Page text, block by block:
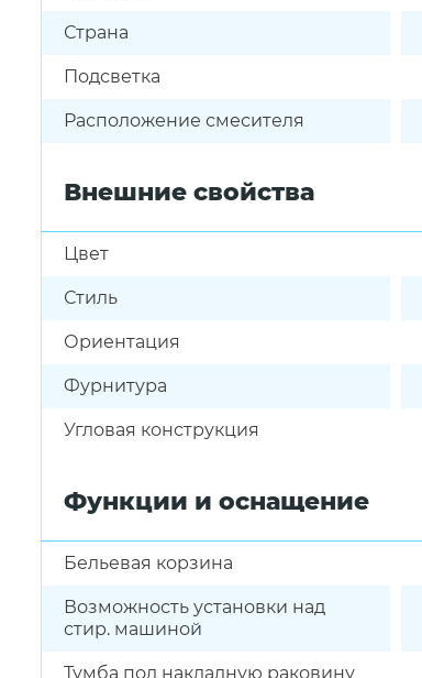
Страна
Подсветка
Расположение смесителя
Внешние свойства
Цвет
Стиль
Ориентация
Фурнитура
Угловая конструкция
Функции и оснащение
Бельевая корзина
Возможность установки над
стир. машиной
Тумба под накладную раковину